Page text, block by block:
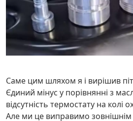
Саме цим шляхом я і вирішив
Єдиний мінус у порівнянні з
відсутність термостату на колі
Але ми це виправимо